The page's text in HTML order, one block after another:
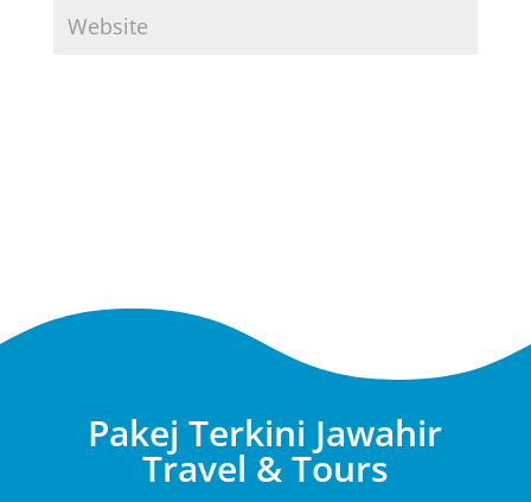
Pakej Terkini Jawahir
Travel & Tours